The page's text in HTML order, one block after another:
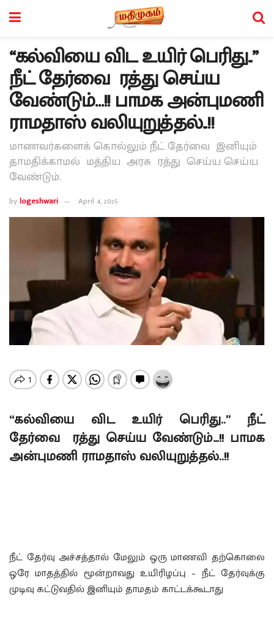
“கல்வியை விட உயிர் பெரிது..”
நீட் தேர்வை ரத்து செய்ய
வேண்டும்…!! பாமக அன்புமணி
ராமதாஸ் வலியுறுத்தல்..!!
மாணவர்களைக் கொல்லும் நீட் தேர்வை இனியும்
தாமதிக்காமல் மத்திய அரசு ரத்து செய்ய செய்ய
வேண்டும்.
bylogeshwari April 4, 2025
“கல்வியை விட உயிர் பெரிது..” நீட்
தேர்வை ரத்து செய்ய வேண்டும்…!! பாமக
அன்புமணி ராமதாஸ் வலியுறுத்தல்..!!
நீட் தேர்வு அச்சத்தால் மேலும் ஒரு மாணவி தற்கொலை
ஒரே மாதத்தில் மூன்றாவது உயிரிழப்பு – நீட் தேர்வுக்கு
முடிவு கட்டுவதில் இனியும் தாமதம் காட்டக்கூடாது